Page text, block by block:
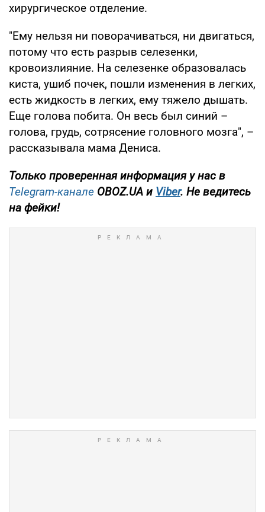
хирургическое отделение.
"Ему нельзя ни поворачиваться, ни двигаться,
потому что есть разрыв селезенки,
кровоизлияние. На селезенке образовалась
киста, ушиб почек, пошли изменения в легких,
есть жидкость в легких, ему тяжело дышать.
Еще голова побита. Он весь был синий –
голова, грудь, сотрясение головного мозга", –
рассказывала мама Дениса.
Только проверенная информация у нас в
Telegram-канале OBOZ.UA и Viber. Не ведитесь
на фейки!